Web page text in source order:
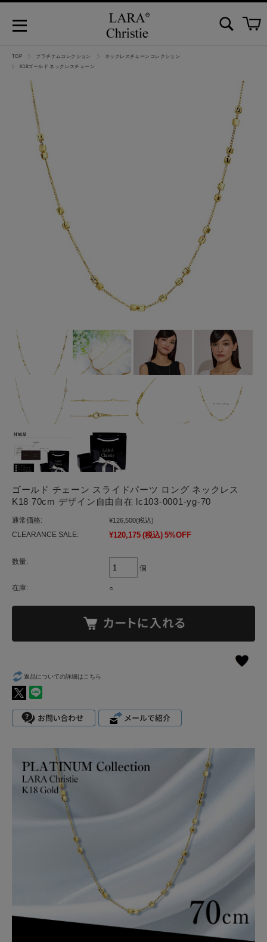
TOP プラチナムコレクション
ネックレスチェーンコレクション
K18ゴールド ネックレスチェーン
ゴールド チェーン スライドパーツ ロング ネックレス
K18 70cm デザイン自由自在 lc103-0001-yg-70
通常価格: ¥126,500(税込)
CLEARANCE SALE: ¥120,175 (税込) 5%OFF
数量:
個
在庫: ○
返品についての詳細はこちら